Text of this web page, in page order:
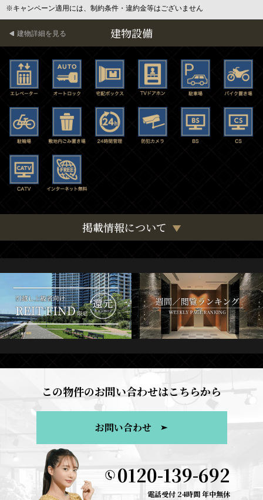
※キャンペーン適用には、制約条件・違約金等はございません
建物設備
建物詳細を見る
掲載情報について
この物件のお問い合わせはこちらから
お問い合わせ
0120-139-692
電話受付 24時間 年中無休